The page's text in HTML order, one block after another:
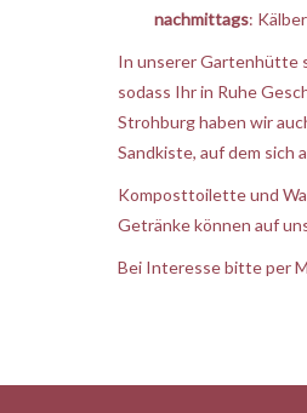
nachmittags:
In unserer Gartenhütte
sodass Ihr in Ruhe
Strohburg haben wir
Sandkiste, auf dem sich
Komposttoilette und
Getränke können auf
Bei Interesse bitte per